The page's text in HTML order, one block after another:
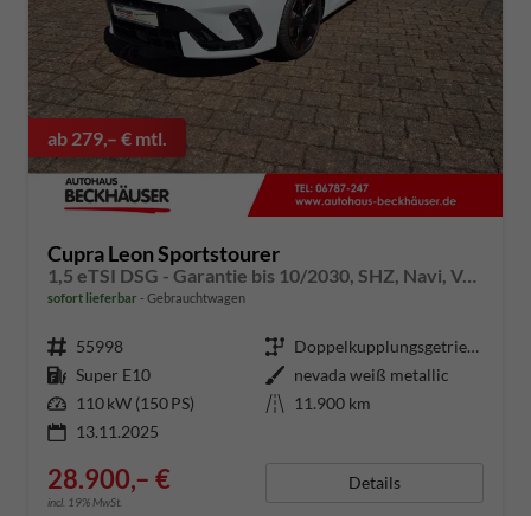
ab 279,– € mtl.
Cupra Leon Sportstourer
1,5 eTSI DSG - Garantie bis 10/2030, SHZ, Navi, Voll-LED, AHK-Vorbereitung, el. HK
sofort lieferbar Gebrauchtwagen
Fahrzeugnummer 55998 Getriebe
Doppelkupplungsgetriebe (DSG)
Kraftstoff Super E10 Außenfarbe nevada weiß metallic
Leistung 110 kW (150 PS) Kilometerstand 11.900 km
13.11.2025
28.900,– €
incl. 19% MwSt.
Details